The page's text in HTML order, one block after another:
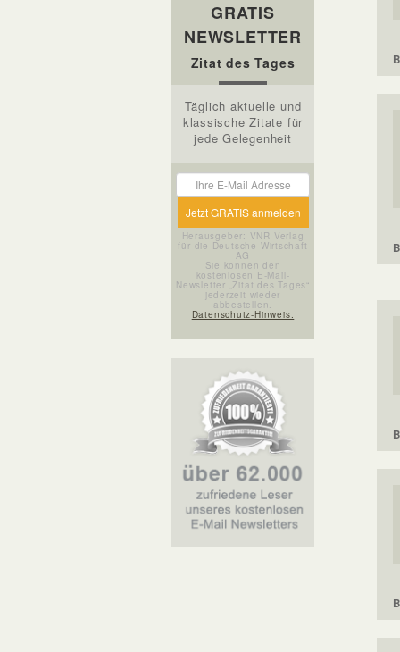
GRATIS
NEWSLETTER
Zitat des Tages
Täglich aktuelle und
klassische Zitate für
jede Gelegenheit
Herausgeber: VNR Verlag
für die Deutsche Wirtschaft
AG
Sie können den
kostenlosen E-Mail-
Newsletter „Zitat des Tages“
jederzeit wieder
abbestellen.
Datenschutz-Hinweis.